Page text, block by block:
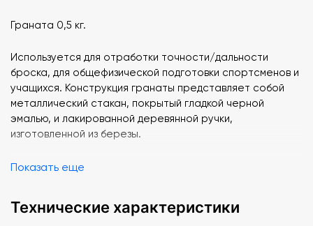
Граната 0,5 кг.
Используется для отработки точности/дальности
броска, для общефизической подготовки спортсменов и
учащихся. Конструкция гранаты представляет собой
металлический стакан, покрытый гладкой черной
эмалью, и лакированной деревянной ручки,
изготовленной из березы.
Показать еще
Технические характеристики